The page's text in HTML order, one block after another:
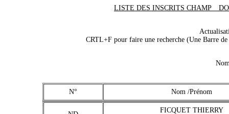
LISTE DES INSCRITS
CRTL+F pour faire une recherche (Une Barre
N° Nom /Prénom
FICQUET THIERRY